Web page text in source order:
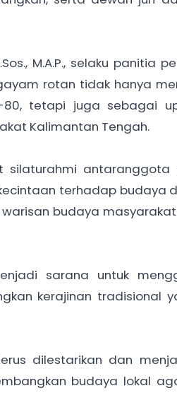
M.A.P., selaku panitia
rotan tidak hanya
tetapi juga sebagai
Kalimantan Tengah.
silaturahmi antaranggota
terhadap budaya
budaya masyarakat
sarana untuk
kerajinan tradisional
dilestarikan dan
budaya lokal